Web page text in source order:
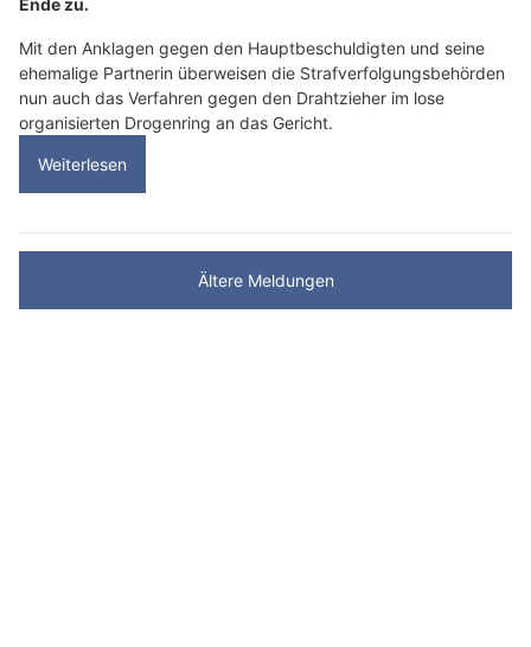
Ende zu.
Mit den Anklagen gegen den Hauptbeschuldigten und seine
ehemalige Partnerin überweisen die Strafverfolgungsbehörden
nun auch das Verfahren gegen den Drahtzieher im lose
organisierten Drogenring an das Gericht.
Weiterlesen
Ältere Meldungen